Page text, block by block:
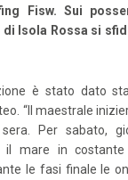
Fisw. Sui
Isola Rossa si
è stato dato
“Il maestrale
Per sabato,
il mare in
le fasi finale le